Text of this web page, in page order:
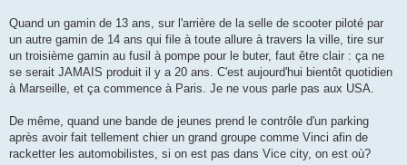
l
u
Quand un gamin de 13 ans, sur l'arrière de la selle de scooter piloté par
un autre gamin de 14 ans qui file à toute allure à travers la ville, tire sur
un troisième gamin au fusil à pompe pour le buter, faut être clair : ça ne
se serait JAMAIS produit il y a 20 ans. C'est aujourd'hui bientôt quotidien
à Marseille, et ça commence à Paris. Je ne vous parle pas aux USA.
De même, quand une bande de jeunes prend le contrôle d'un parking
après avoir fait tellement chier un grand groupe comme Vinci afin de
racketter les automobilistes, si on est pas dans Vice city, on est où?